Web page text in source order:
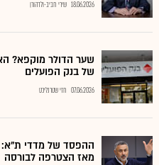
18.06.2026 שירי חביב-ולדהורן
שער הדולר מוקפא?
של בנק הפועלים
07.06.2026 חזי שטרנליכט
מאז הצטרפה לבורסה